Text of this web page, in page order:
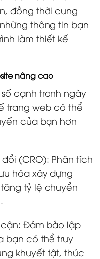
đồng thời cung
thông tin bạn
làm thiết kế
nâng cao
cạnh tranh ngày
trang web có thể
của bạn hơn
(CRO): Phân tích
hóa xây dựng
tỷ lệ chuyển
cận: Đảm bảo lập
bạn có thể truy
khuyết tật, thúc